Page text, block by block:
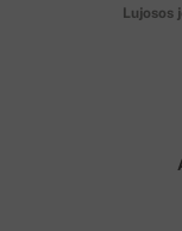
Lujosos